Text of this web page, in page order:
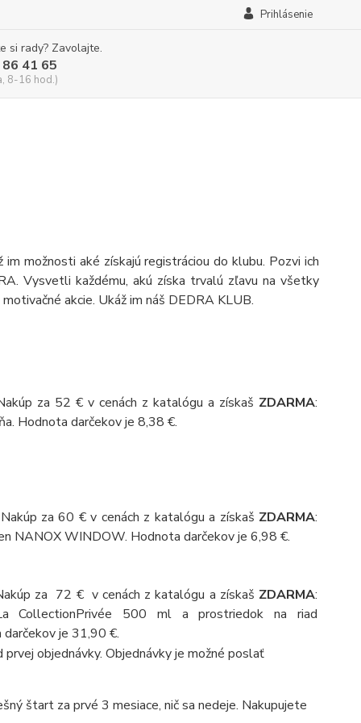
Prihlásenie
si rady? Zavolajte.
41 65
8-16 hod.)
možnosti aké získajú registráciou do klubu. Pozvi ich
Vysvetli každému, akú získa trvalú zľavu na všetky
akcie. Ukáž im náš DEDRA KLUB.
za 52 € v cenách z katalógu a získaš ZDARMA:
Hodnota darčekov je 8,38 €.
za 60 € v cenách z katalógu a získaš ZDARMA:
NANOX WINDOW. Hodnota darčekov je 6,98 €.
za 72 € v cenách z katalógu a získaš ZDARMA:
CollectionPrivée 500 ml a prostriedok na riad
je 31,90 €.
objednávky. Objednávky je možné poslať
štart za prvé 3 mesiace, nič sa nedeje. Nakupujete